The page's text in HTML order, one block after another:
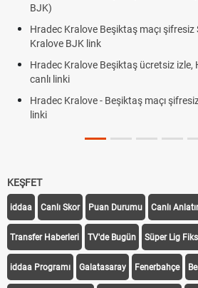
BJK)
Hradec Kralove Beşiktaş maçı
Kralove BJK link
Hradec Kralove Beşiktaş ücretsiz izle,
canlı linki
Hradec Kralove - Beşiktaş maçı
linki
KEŞFET
iddaa Canlı Skor Puan Durumu Canlı
Transfer Haberleri TV'de Bugün Süper Lig
iddaa Programı Galatasaray Fenerbahçe